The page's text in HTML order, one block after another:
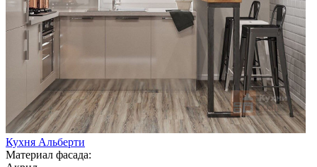
Кухня Альберти
Материал фасада: